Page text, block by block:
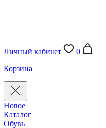
Личный кабинет
0
Корзина
Новое
Каталог
Обувь